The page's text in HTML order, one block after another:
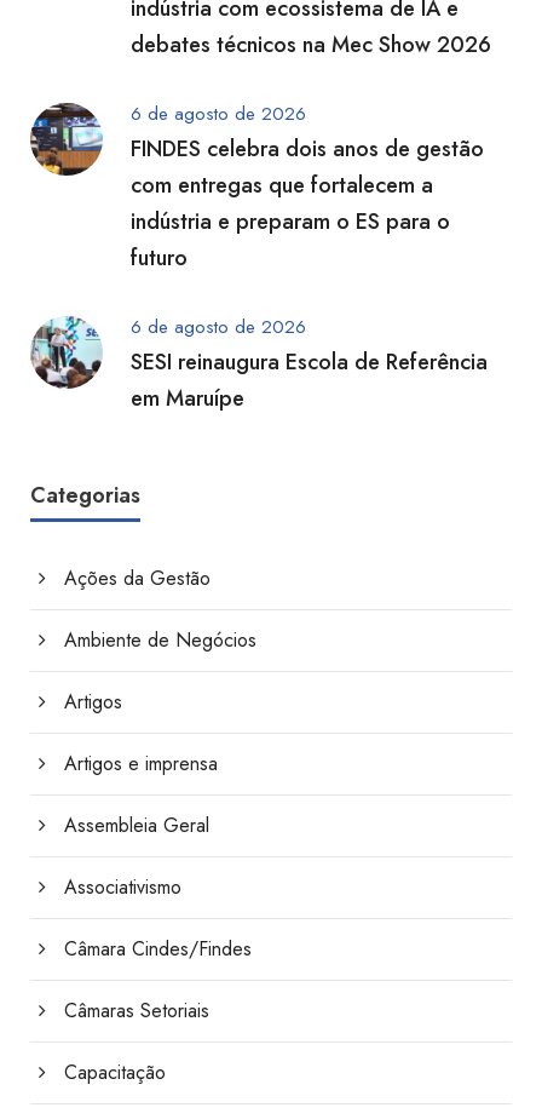
indústria com ecossistema de IA e
debates técnicos na Mec Show 2026
6 de agosto de 2026
FINDES celebra dois anos de gestão
com entregas que fortalecem a
indústria e preparam o ES para o
futuro
6 de agosto de 2026
SESI reinaugura Escola de Referência
em Maruípe
Categorias
Ações da Gestão
Ambiente de Negócios
Artigos
Artigos e imprensa
Assembleia Geral
Associativismo
Câmara Cindes/Findes
Câmaras Setoriais
Capacitação